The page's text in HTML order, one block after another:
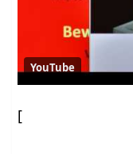
YouTube
[